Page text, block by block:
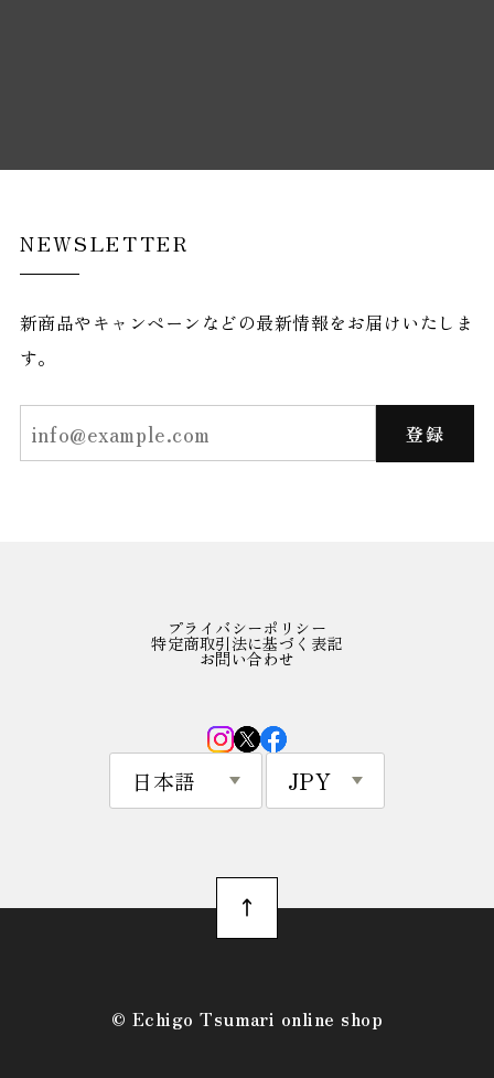
NEWSLETTER
新商品やキャンペーンなどの最新情報をお届けいたしま
す。
登録
プライバシーポリシー
特定商取引法に基づく表記
お問い合わせ
©︎ Echigo Tsumari online shop